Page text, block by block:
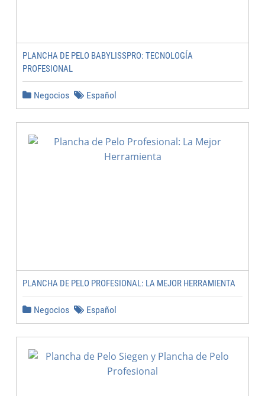
PLANCHA DE PELO BABYLISSPRO: TECNOLOGÍA
PROFESIONAL
Negocios Español
PLANCHA DE PELO PROFESIONAL: LA MEJOR HERRAMIENTA
Negocios Español